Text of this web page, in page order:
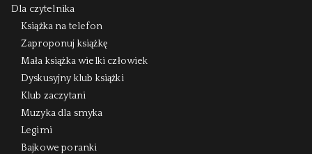
Dla czytelnika
Książka na telefon
Zaproponuj książkę
Mała książka wielki człowiek
Dyskusyjny klub książki
Klub zaczytani
Muzyka dla smyka
Legimi
Bajkowe poranki